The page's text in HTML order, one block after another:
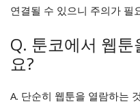
연결될 수 있으니 주의가 필
Q. 툰코에서 웹
요?
A. 단순히 웹툰을 열람하는